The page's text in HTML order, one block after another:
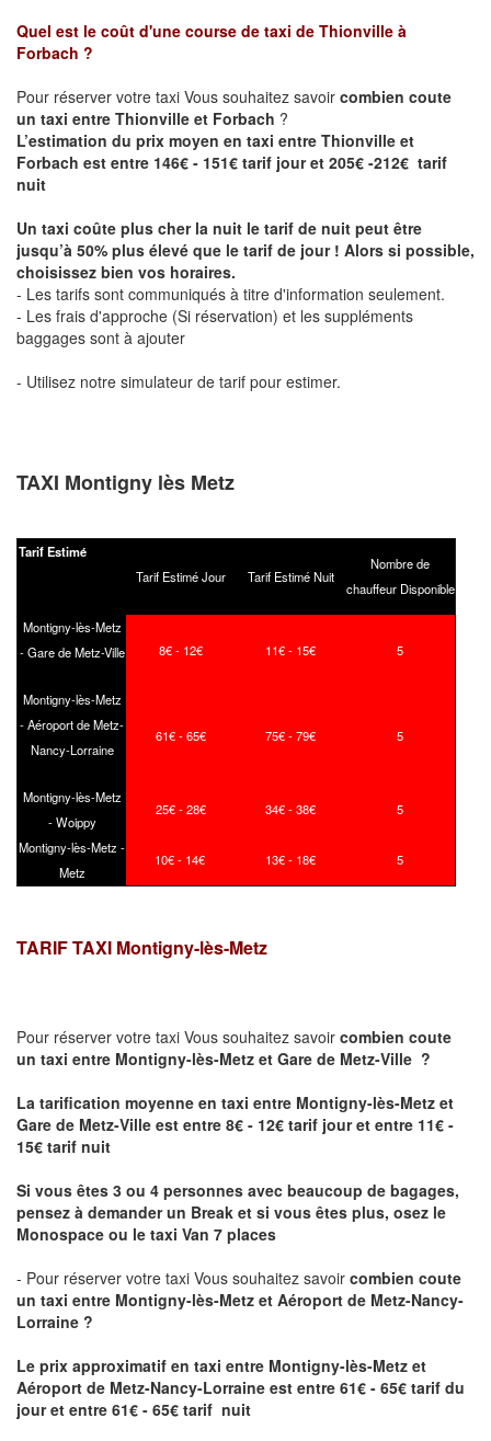
Quel est le coût d'une course de taxi de Thionville à
Forbach ?
Pour réserver votre taxi Vous souhaitez savoir combien coute
un taxi entre Thionville et Forbach ?
L’estimation du prix moyen en taxi entre Thionville et
Forbach est entre 146€ - 151€ tarif jour et 205€ -212€ tarif
nuit
Un taxi coûte plus cher la nuit le tarif de nuit peut être
jusqu’à 50% plus élevé que le tarif de jour ! Alors si possible,
choisissez bien vos horaires.
- Les tarifs sont communiqués à titre d'information seulement.
- Les frais d'approche (Si réservation) et les suppléments
baggages sont à ajouter
- Utilisez notre simulateur de tarif pour estimer.
TAXI Montigny lès Metz
Tarif Estimé
Tarif Estimé Jour
Tarif Estimé Nuit
Nombre de
chauffeur Disponible
Montigny-lès-Metz
- Gare de Metz-Ville
8€ - 12€ 11€ - 15€ 5
Montigny-lès-Metz
- Aéroport de Metz-
Nancy-Lorraine
61€ - 65€ 75€ - 79€ 5
Montigny-lès-Metz
- Woippy
25€ - 28€ 34€ - 38€ 5
Montigny-lès-Metz -
Metz
10€ - 14€ 13€ - 18€ 5
TARIF TAXI Montigny-lès-Metz
Pour réserver votre taxi Vous souhaitez savoir combien coute
un taxi entre Montigny-lès-Metz et Gare de Metz-Ville ?
La tarification moyenne en taxi entre Montigny-lès-Metz et
Gare de Metz-Ville est entre 8€ - 12€ tarif jour et entre 11€ -
15€ tarif nuit
Si vous êtes 3 ou 4 personnes avec beaucoup de bagages,
pensez à demander un Break et si vous êtes plus, osez le
Monospace ou le taxi Van 7 places
- Pour réserver votre taxi Vous souhaitez savoir combien coute
un taxi entre Montigny-lès-Metz et Aéroport de Metz-Nancy-
Lorraine ?
Le prix approximatif en taxi entre Montigny-lès-Metz et
Aéroport de Metz-Nancy-Lorraine est entre 61€ - 65€ tarif du
jour et entre 61€ - 65€ tarif nuit